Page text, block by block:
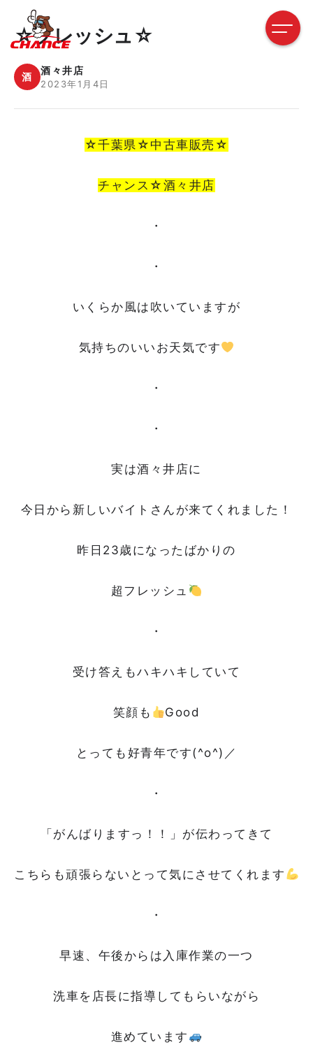
☆フレッシュ☆
酒
酒々井店
2023年1月4日
☆千葉県☆中古車販売☆
チャンス☆酒々井店
・
・
いくらか風は吹いていますが
気持ちのいいお天気です
・
・
実は酒々井店に
今日から新しいバイトさんが来てくれました！
昨日23歳になったばかりの
超フレッシュ
・
受け答えもハキハキしていて
笑顔も Good
とっても好青年です(^o^)／
・
「がんばりますっ！！」が伝わってきて
こちらも頑張らないとって気にさせてくれます
・
早速、午後からは入庫作業の一つ
洗車を店長に指導してもらいながら
進めています